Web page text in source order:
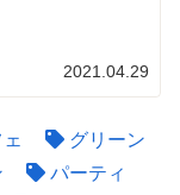
2021.04.29
グリーン
パーティ